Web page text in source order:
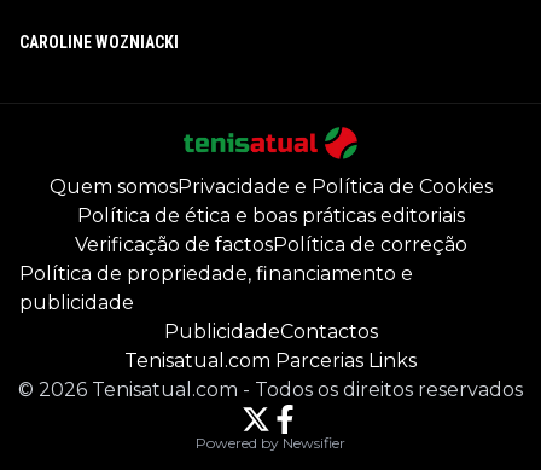
CAROLINE WOZNIACKI
Quem somosPrivacidade e Política de Cookies
Política de ética e boas práticas editoriais
Verificação de factosPolítica de correção
Política de propriedade, financiamento e
publicidade
PublicidadeContactos
Tenisatual.com Parcerias Links
© 2026 Tenisatual.com - Todos os direitos reservados
Powered by Newsifier